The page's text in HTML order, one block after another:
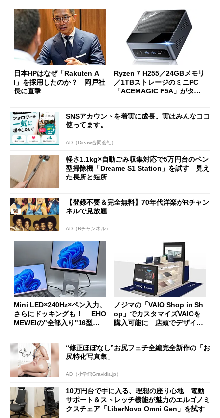
日本HPはなぜ「Rakuten A
I」を採用したのか？ 岡戸社
長に直撃
Ryzen 7 H255／24GBメモリ
／1TBストレージのミニPC
「ACEMAGIC F5A」がタイ
SNSアカウントを着実に成長。実はみんなココ
使ってます。
AD（Dreaw合同会社）
軽さ1.1kg×自動ごみ収集対応で5万円台のペン
型掃除機「Dreame S1 Station」を試す 見え
た長所と短所
【登録不要＆完全無料】70年代洋楽がRチャン
ネルで見放題
AD（Rチャンネル）
Mini LED×240Hz×ペン入力、
さらにドッキングも！ EHO
MEWEIの"全部入り"16型モ
ノジマの「VAIO Shop in Sh
op」でカスタマイズVAIOを
購入可能に 店頭でデザイン
“修正ほぼなし”お尻フェチ全編完全新作の「お
尻特化写真集」
AD（小学館Gravidia.jp）
10万円台で手に入る、理想の座り心地 電動
サポート＆ストレッチ機能が魅力のエルゴノミ
クスチェア「LiberNovo Omni Gen」を試す